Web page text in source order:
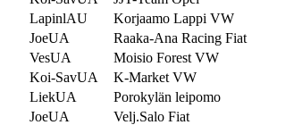
LapinlAU Korjaamo Lappi VW
JoeUA Raaka-Ana Racing Fiat
VesUA Moisio Forest VW
Koi-SavUA K-Market VW
LiekUA Porokylän leipomo
JoeUA Velj.Salo Fiat